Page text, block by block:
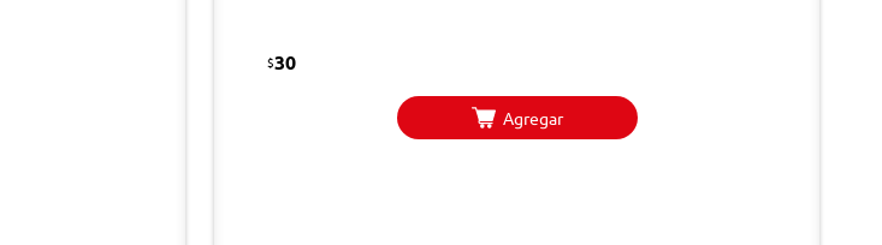
$30
Agregar